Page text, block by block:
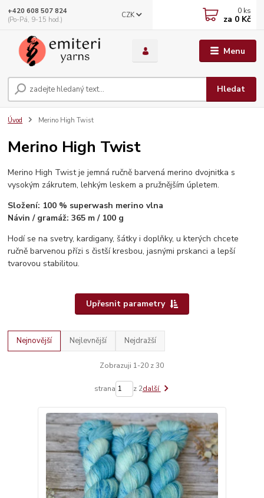
Menu
CZK
Hledat
+420 608 507 824
(Po-Pá, 9-15 hod.)
0 ks
za 0 Kč
Úvod Merino High Twist
Merino High Twist
Merino High Twist je jemná ručně barvená merino dvojnitka s
vysokým zákrutem, lehkým leskem a pružnějším úpletem.
Složení: 100 % superwash merino vlna
Návin / gramáž: 365 m / 100 g
Hodí se na svetry, kardigany, šátky i doplňky, u kterých chcete
ručně barvenou přízi s čistší kresbou, jasnými prskanci a lepší
tvarovou stabilitou.
Upřesnit parametry
Nejnovější Nejlevnější Nejdražší
Zobrazuji 1-20 z 30
strana z 2další